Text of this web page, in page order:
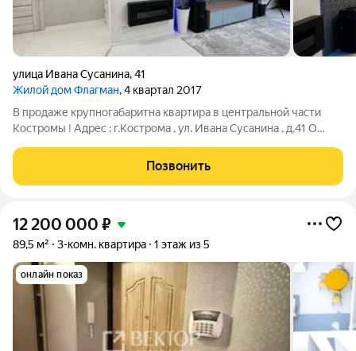
улица Ивана Сусанина,41
Жилой дом Флагман, 4 квартал 2017
В продаже крупногабаритна квартира в центральной части
Костромы ! Адрес : г.Кострома , ул. Ивана Сусанина , д.41 О
Эргономичная планировка : кухня - гостиная , две
изолированных комнаты , 3 лоджии
Позвонить
12 200 000 ₽
89,5 м² 3-комн. квартира 1 этаж из 5
онлайн показ